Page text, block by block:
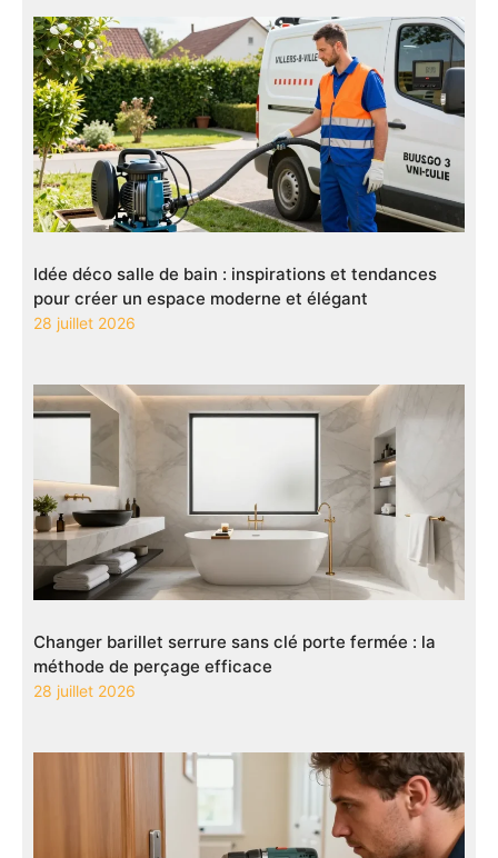
Idée déco salle de bain : inspirations et tendances
pour créer un espace moderne et élégant
28 juillet 2026
Changer barillet serrure sans clé porte fermée : la
méthode de perçage efficace
28 juillet 2026